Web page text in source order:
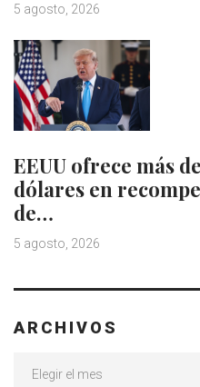
5 agosto, 2026
EEUU ofrece más
dólares en
de…
5 agosto, 2026
ARCHIVOS